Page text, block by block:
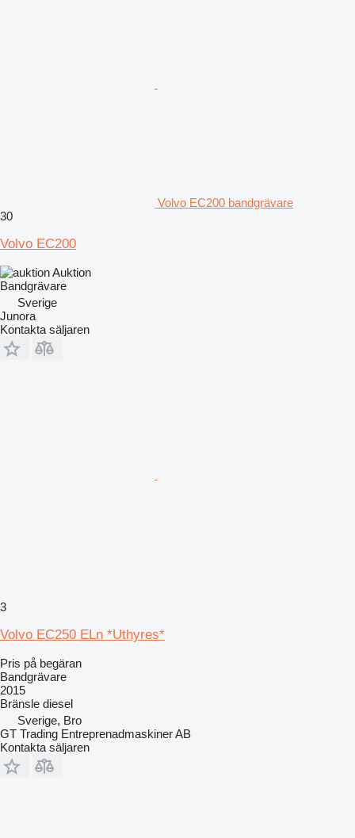
Volvo EC200 bandgrävare
30
Volvo EC200
Auktion
Bandgrävare
Sverige
Junora
Kontakta säljaren
3
Volvo EC250 ELn *Uthyres*
Pris på begäran
Bandgrävare
2015
Bränsle diesel
Sverige, Bro
GT Trading Entreprenadmaskiner AB
Kontakta säljaren